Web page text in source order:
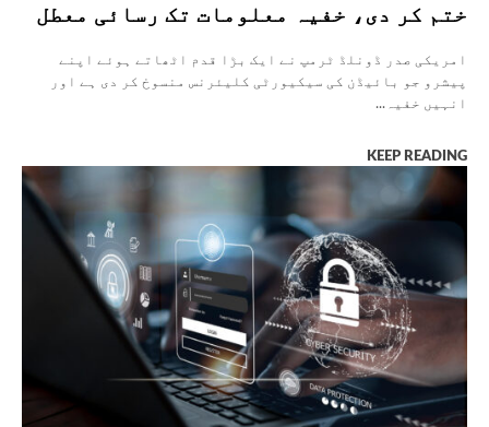
ختم کر دی، خفیہ معلومات تک رسائی معطل
امریکی صدر ڈونلڈ ٹرمپ نے ایک بڑا قدم اٹھاتے ہوئے اپنے
پیشرو جو بائیڈن کی سیکیورٹی کلیئرنس منسوخ کر دی ہے اور
انہیں خفیہ...
KEEP READING